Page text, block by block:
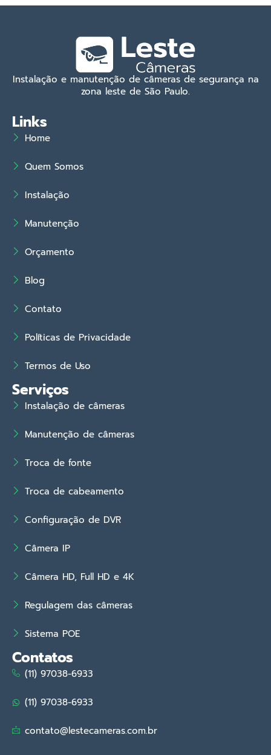
Instalação e manutenção de câmeras de segurança na
zona leste de São Paulo.
Links
Home
Quem Somos
Instalação
Manutenção
Orçamento
Blog
Contato
Políticas de Privacidade
Termos de Uso
Serviços
Instalação de câmeras
Manutenção de câmeras
Troca de fonte
Troca de cabeamento
Configuração de DVR
Câmera IP
Câmera HD, Full HD e 4K
Regulagem das câmeras
Sistema POE
Contatos
(11) 97038-6933
(11) 97038-6933
contato@lestecameras.com.br